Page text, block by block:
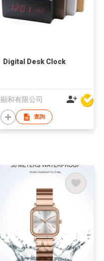
Digital Desk Clock
顯和有限公司
查詢